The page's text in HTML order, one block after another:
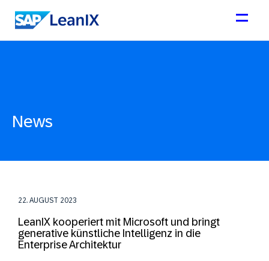
News
22. AUGUST 2023
LeanIX kooperiert mit Microsoft und bringt
generative künstliche Intelligenz in die
Enterprise Architektur